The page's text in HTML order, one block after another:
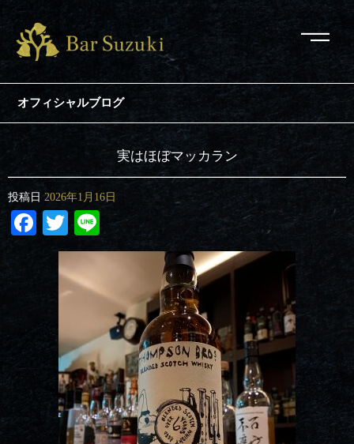
オフィシャルブログ
実はほぼマッカラン
投稿日 2026年1月16日
Facebook
Twitter
Line